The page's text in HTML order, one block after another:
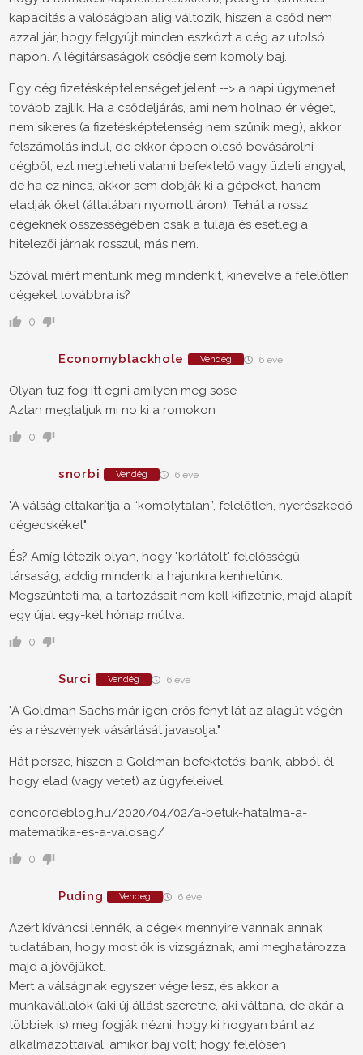
kapacitás a valóságban alig változik, hiszen a csőd nem
azzal jár, hogy felgyújt minden eszközt a cég az utolsó
napon. A légitársaságok csődje sem komoly baj.
Egy cég fizetésképtelenséget jelent --> a napi ügymenet
tovább zajlik. Ha a csődeljárás, ami nem holnap ér véget,
nem sikeres (a fizetésképtelenség nem szűnik meg), akkor
felszámolás indul, de ekkor éppen olcsó bevásárolni
cégből, ezt megteheti valami befektető vagy üzleti angyal,
de ha ez nincs, akkor sem dobják ki a gépeket, hanem
eladják őket (általában nyomott áron). Tehát a rossz
cégeknek összességében csak a tulaja és esetleg a
hitelezői járnak rosszul, más nem.
Szóval miért mentünk meg mindenkit, kinevelve a felelőtlen
cégeket továbbra is?
0
Economyblackhole Vendég 6 éve
Olyan tuz fog itt egni amilyen meg sose
Aztan meglatjuk mi no ki a romokon
0
snorbi Vendég 6 éve
"A válság eltakarítja a “komolytalan”, felelőtlen, nyerészkedő
cégecskéket"
És? Amíg létezik olyan, hogy "korlátolt" felelősségű
társaság, addig mindenki a hajunkra kenhetünk.
Megszünteti ma, a tartozásait nem kell kifizetnie, majd alapít
egy újat egy-két hónap múlva.
0
Surci Vendég 6 éve
"A Goldman Sachs már igen erős fényt lát az alagút végén
és a részvények vásárlását javasolja."
Hát persze, hiszen a Goldman befektetési bank, abból él
hogy elad (vagy vetet) az ügyfeleivel.
concordeblog.hu/2020/04/02/a-betuk-hatalma-a-
matematika-es-a-valosag/
0
Puding Vendég 6 éve
Azért kíváncsi lennék, a cégek mennyire vannak annak
tudatában, hogy most ők is vizsgáznak, ami meghatározza
majd a jövőjüket.
Mert a válságnak egyszer vége lesz, és akkor a
munkavállalók (aki új állást szeretne, aki váltana, de akár a
többiek is) meg fogják nézni, hogy ki hogyan bánt az
alkalmazottaival, amikor baj volt; hogy felelősen